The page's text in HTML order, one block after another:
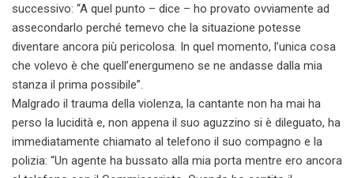
successivo: “A quel punto – dice – ho provato ovviamente ad
assecondarlo perché temevo che la situazione potesse
diventare ancora più pericolosa. In quel momento, l’unica cosa
che volevo è che quell’energumeno se ne andasse dalla mia
stanza il prima possibile”.
Malgrado il trauma della violenza, la cantante non ha mai ha
perso la lucidità e, non appena il suo aguzzino si è dileguato, ha
immediatamente chiamato al telefono il suo compagno e la
polizia: “Un agente ha bussato alla mia porta mentre ero ancora